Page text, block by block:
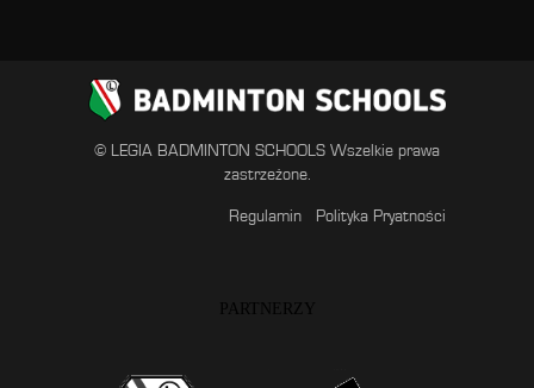
© LEGIA BADMINTON SCHOOLS Wszelkie prawa
zastrzeżone.
Regulamin Polityka Pryatności
PARTNERZY